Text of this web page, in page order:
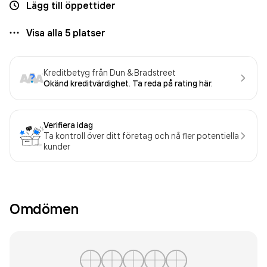
Lägg till öppettider
Visa alla 5 platser
Kreditbetyg från Dun & Bradstreet
Okänd kreditvärdighet. Ta reda på rating här.
Verifiera idag
Ta kontroll över ditt företag och nå fler potentiella
kunder
Omdömen